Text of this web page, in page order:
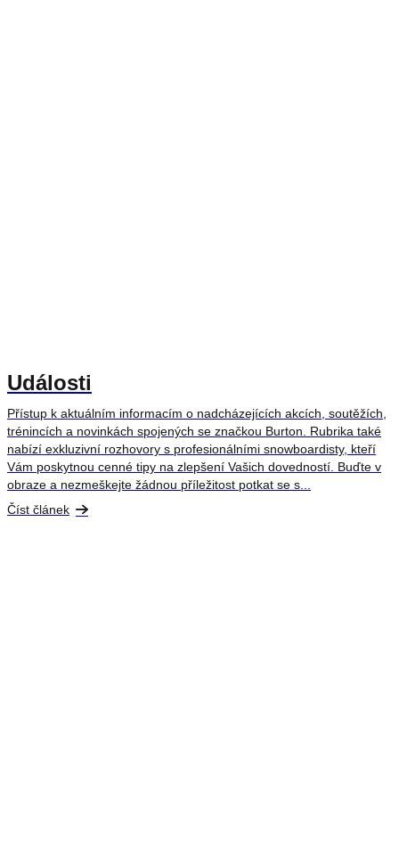
Události
Přístup k aktuálním informacím o nadcházejících akcích, soutěžích,
trénincích a novinkách spojených se značkou Burton. Rubrika také
nabízí exkluzivní rozhovory s profesionálními snowboardisty, kteří
Vám poskytnou cenné tipy na zlepšení Vašich dovedností. Buďte v
obraze a nezmeškejte žádnou příležitost potkat se s...
Číst článek